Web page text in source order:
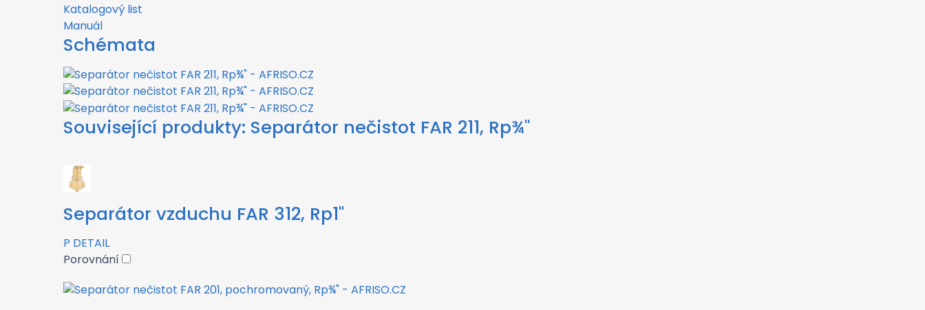
Katalogový list
Manuál
Schémata
Související produkty: Separátor nečistot FAR 211, Rp¾"
Separátor vzduchu FAR 312, Rp1"
P DETAIL
Porovnání